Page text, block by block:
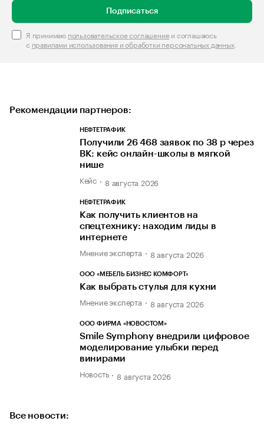
Подписаться
Я принимаю пользовательское соглашениеи соглашаюсь
с правилами использования и обработки персональных данных.
Рекомендации партнеров:
НЕФТЕТРАФИК
Получили 26 468 заявок по 38 р через
ВК: кейс онлайн-школы в мягкой
нише
Кейс 8 августа 2026
НЕФТЕТРАФИК
Как получить клиентов на
спецтехнику: находим лиды в
интернете
Мнение эксперта 8 августа 2026
ООО «МЕБЕЛЬ БИЗНЕС КОМФОРТ»
Как выбрать стулья для кухни
Мнение эксперта 8 августа 2026
ООО ФИРМА «НОВОСТОМ»
Smile Symphony внедрили цифровое
моделирование улыбки перед
винирами
Новость 8 августа 2026
Все новости: